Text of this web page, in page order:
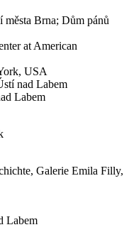
města Brna; Dům pánů
at American
USA
nad Labem
Labem
Galerie Emila Filly,
Labem